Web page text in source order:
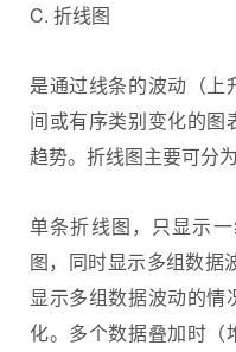
C. 折线图
是通过线条的波动（
间或有序类别变化的
趋势。折线图主要可分
单条折线图，只显示
图，同时显示多组数据
显示多组数据波动的
化。多个数据叠加时（